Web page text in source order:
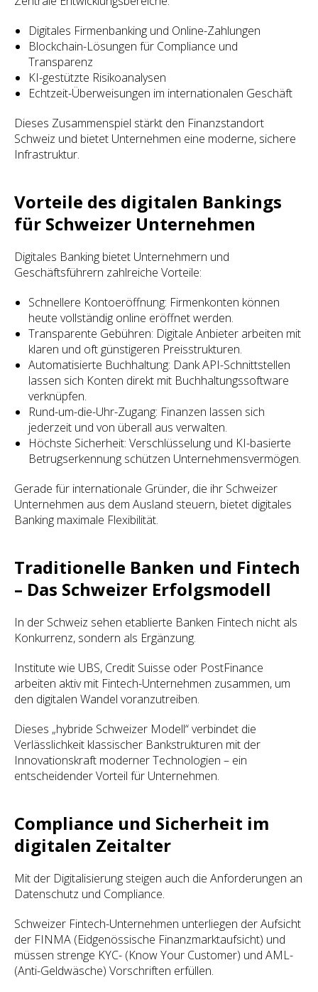
Digitales Firmenbanking und Online-Zahlungen
Blockchain-Lösungen für Compliance und
Transparenz
KI-gestützte Risikoanalysen
Echtzeit-Überweisungen im internationalen Geschäft
Dieses Zusammenspiel stärkt den Finanzstandort
Schweiz und bietet Unternehmen eine moderne, sichere
Infrastruktur.
Vorteile des digitalen Bankings
für Schweizer Unternehmen
Digitales Banking bietet Unternehmern und
Geschäftsführern zahlreiche Vorteile:
Schnellere Kontoeröffnung: Firmenkonten können
heute vollständig online eröffnet werden.
Transparente Gebühren: Digitale Anbieter arbeiten mit
klaren und oft günstigeren Preisstrukturen.
Automatisierte Buchhaltung: Dank API-Schnittstellen
lassen sich Konten direkt mit Buchhaltungssoftware
verknüpfen.
Rund-um-die-Uhr-Zugang: Finanzen lassen sich
jederzeit und von überall aus verwalten.
Höchste Sicherheit: Verschlüsselung und KI-basierte
Betrugserkennung schützen Unternehmensvermögen.
Gerade für internationale Gründer, die ihr Schweizer
Unternehmen aus dem Ausland steuern, bietet digitales
Banking maximale Flexibilität.
Traditionelle Banken und Fintech
– Das Schweizer Erfolgsmodell
In der Schweiz sehen etablierte Banken Fintech nicht als
Konkurrenz, sondern als Ergänzung.
Institute wie UBS, Credit Suisse oder PostFinance
arbeiten aktiv mit Fintech-Unternehmen zusammen, um
den digitalen Wandel voranzutreiben.
Dieses „hybride Schweizer Modell“ verbindet die
Verlässlichkeit klassischer Bankstrukturen mit der
Innovationskraft moderner Technologien – ein
entscheidender Vorteil für Unternehmen.
Compliance und Sicherheit im
digitalen Zeitalter
Mit der Digitalisierung steigen auch die Anforderungen an
Datenschutz und Compliance.
Schweizer Fintech-Unternehmen unterliegen der Aufsicht
der FINMA (Eidgenössische Finanzmarktaufsicht) und
müssen strenge KYC- (Know Your Customer) und AML-
(Anti-Geldwäsche) Vorschriften erfüllen.